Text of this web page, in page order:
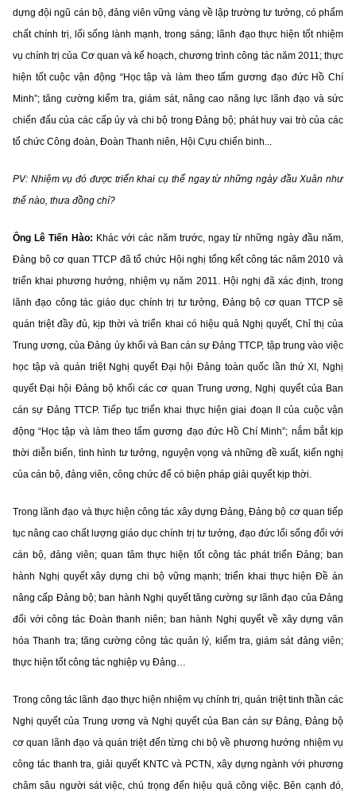
dựng đội ngũ cán bộ, đảng viên vững vàng về lập trường tư tưởng, có phẩm
chất chính trị, lối sống lành mạnh, trong sáng; lãnh đạo thực hiện tốt nhiệm
vụ chính trị của Cơ quan và kế hoạch, chương trình công tác năm 2011; thực
hiện tốt cuộc vận động “Học tập và làm theo tấm gương đạo đức Hồ Chí
Minh”; tăng cường kiểm tra, giám sát, nâng cao năng lực lãnh đạo và sức
chiến đấu của các cấp ủy và chi bộ trong Đảng bộ; phát huy vai trò của các
tổ chức Công đoàn, Đoàn Thanh niên, Hội Cựu chiến binh...
PV: Nhiệm vụ đó được triển khai cụ thể ngay từ những ngày đầu Xuân như
thế nào, thưa đồng chí?
Ông Lê Tiến Hào: Khác với các năm trước, ngay từ những ngày đầu năm,
Đảng bộ cơ quan TTCP đã tổ chức Hội nghị tổng kết công tác năm 2010 và
triển khai phương hướng, nhiệm vụ năm 2011. Hội nghị đã xác định, trong
lãnh đạo công tác giáo dục chính trị tư tưởng, Đảng bộ cơ quan TTCP sẽ
quán triệt đầy đủ, kịp thời và triển khai có hiệu quả Nghị quyết, Chỉ thị của
Trung ương, của Đảng ủy khối và Ban cán sự Đảng TTCP, tập trung vào việc
học tập và quán triệt Nghị quyết Đại hội Đảng toàn quốc lần thứ XI, Nghị
quyết Đại hội Đảng bộ khối các cơ quan Trung ương, Nghị quyết của Ban
cán sự Đảng TTCP. Tiếp tục triển khai thực hiện giai đoạn II của cuộc vận
động “Học tập và làm theo tấm gương đạo đức Hồ Chí Minh”; nắm bắt kịp
thời diễn biến, tình hình tư tưởng, nguyện vọng và những đề xuất, kiến nghị
của cán bộ, đảng viên, công chức để có biện pháp giải quyết kịp thời.
Trong lãnh đạo và thực hiện công tác xây dựng Đảng, Đảng bộ cơ quan tiếp
tục nâng cao chất lượng giáo dục chính trị tư tưởng, đạo đức lối sống đối với
cán bộ, đảng viên; quan tâm thực hiện tốt công tác phát triển Đảng; ban
hành Nghị quyết xây dựng chi bộ vững mạnh; triển khai thực hiện Đề án
nâng cấp Đảng bộ; ban hành Nghị quyết tăng cường sự lãnh đạo của Đảng
đối với công tác Đoàn thanh niên; ban hành Nghị quyết về xây dựng văn
hóa Thanh tra; tăng cường công tác quản lý, kiểm tra, giám sát đảng viên;
thực hiện tốt công tác nghiệp vụ Đảng…
Trong công tác lãnh đạo thực hiện nhiệm vụ chính trị, quán triệt tinh thần các
Nghị quyết của Trung ương và Nghị quyết của Ban cán sự Đảng, Đảng bộ
cơ quan lãnh đạo và quán triệt đến từng chi bộ về phương hướng nhiệm vụ
công tác thanh tra, giải quyết KNTC và PCTN, xây dựng ngành với phương
châm sâu người sát việc, chú trọng đến hiệu quả công việc. Bên cạnh đó,